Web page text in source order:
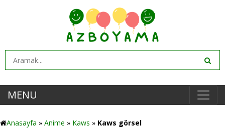
MENU
Anasayfa » Anime » Kaws » Kaws görsel